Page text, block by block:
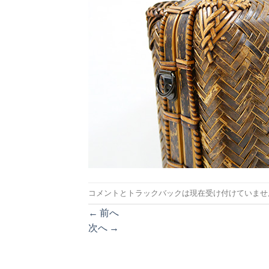
コメントとトラックバックは現在受け付けていま
← 前へ
次へ →